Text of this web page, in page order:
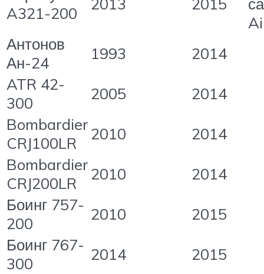
A321-200
Антонов
Ан-24
1993
2014
ATR 42-
300
2005
2014
Bombardier
CRJ100LR
2010
2014
Bombardier
CRJ200LR
2010
2014
Боинг 757-
200
2010
2015
Боинг 767-
300
2014
2015